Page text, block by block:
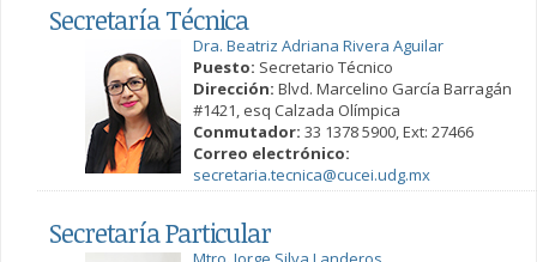
Secretaría Técnica
Dra. Beatriz Adriana Rivera Aguilar
Puesto: Secretario Técnico
Dirección: Blvd. Marcelino García Barragán
#1421, esq Calzada Olímpica
Conmutador: 33 1378 5900, Ext: 27466
Correo electrónico:
secretaria.tecnica@cucei.udg.mx
Secretaría Particular